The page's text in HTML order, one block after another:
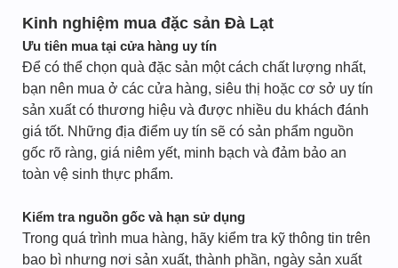
Kinh nghiệm mua đặc sản Đà Lạt
Ưu tiên mua tại cửa hàng uy tín
Để có thể chọn quà đặc sản một cách chất lượng nhất,
bạn nên mua ở các cửa hàng, siêu thị hoặc cơ sở uy tín
sản xuất có thương hiệu và được nhiều du khách đánh
giá tốt. Những địa điểm uy tín sẽ có sản phẩm nguồn
gốc rõ ràng, giá niêm yết, minh bạch và đảm bảo an
toàn vệ sinh thực phẩm.
Kiểm tra nguồn gốc và hạn sử dụng
Trong quá trình mua hàng, hãy kiểm tra kỹ thông tin trên
bao bì nhưng nơi sản xuất, thành phần, ngày sản xuất